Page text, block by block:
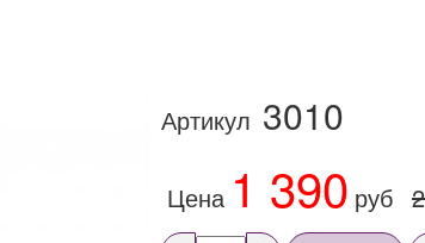
Артикул 3010
Цена 1 390 руб